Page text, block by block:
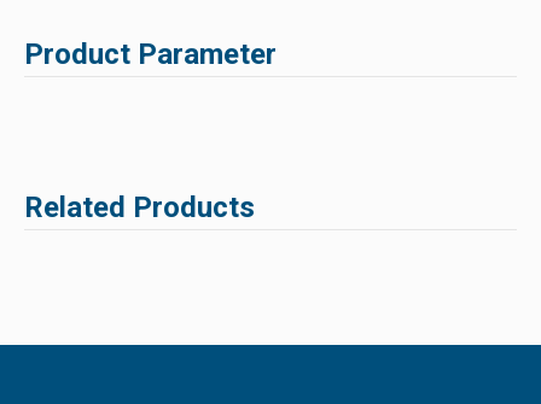
Product Parameter
Related Products